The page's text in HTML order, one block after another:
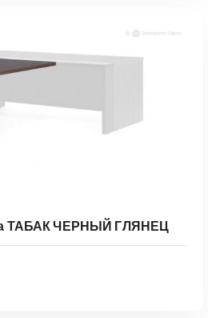
ТАБАК ЧЕРНЫЙ ГЛЯНЕЦ